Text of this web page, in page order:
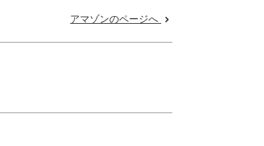
アマゾンのページへ